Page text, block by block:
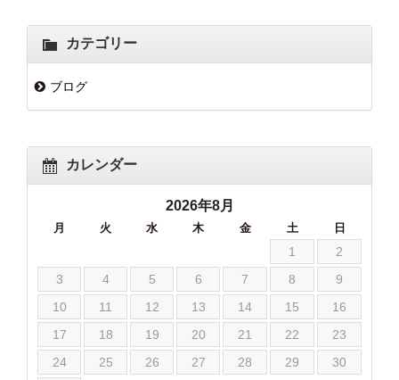
カテゴリー
ブログ
カレンダー
2026年8月
月 火 水 木 金 土 日
1
2
3
4 5 6 7 8
9
10
11 12 13 14 15
16
17
18 19 20 21 22
23
24
25 26 27 28 29
30